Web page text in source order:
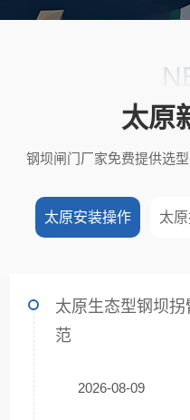
太原
钢坝闸门厂家免费提供选
太原安装操作 太
太原生态型钢坝
范
2026-08-09